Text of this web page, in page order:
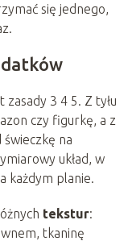
się jednego,
3 4 5. Z tyłu
czy figurkę, a z
na
układ, w
każdym planie.
tekstur:
tkaninę